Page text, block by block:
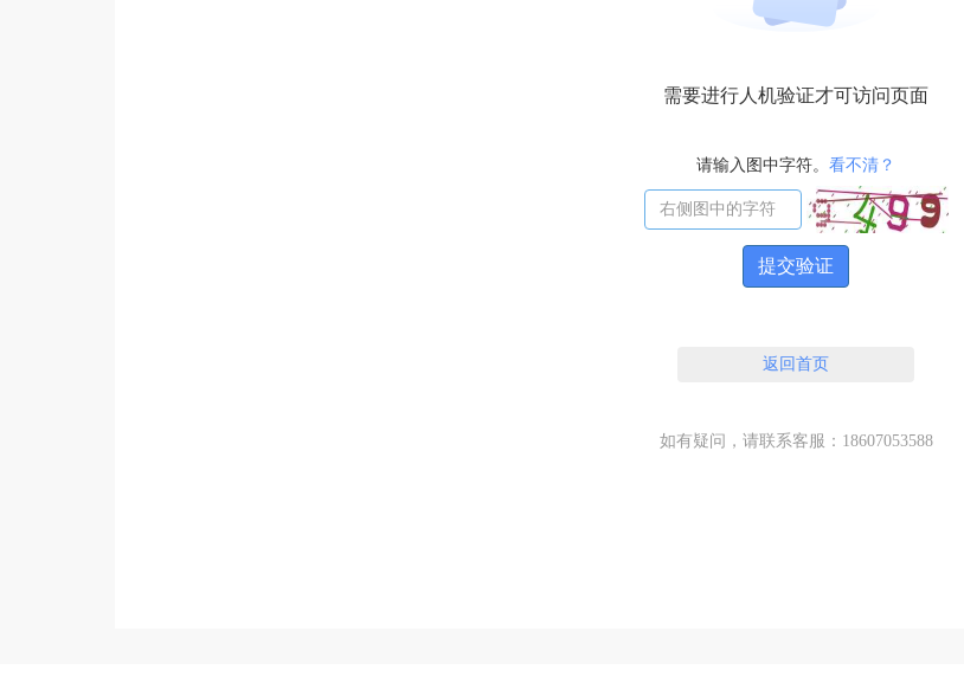
需要进行人机验证才可访问页面
请输入图中字符。 看不清？
提交验证
返回首页
如有疑问，请联系客服：18607053588